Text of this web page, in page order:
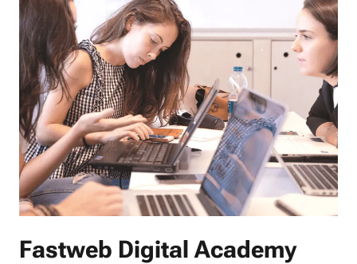
Fastweb Digital Academy